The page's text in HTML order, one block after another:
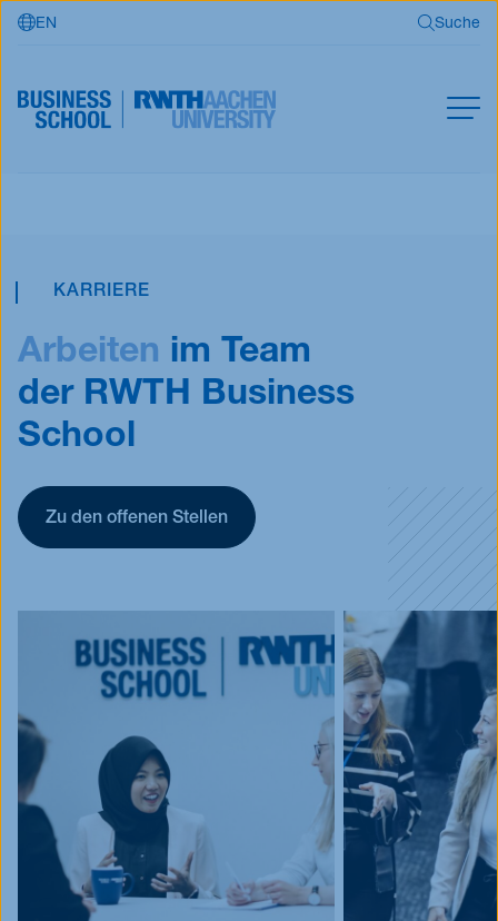
Zum Hauptinhalt springen
EN Suche
Offene Kurse
RWTH Business School
Blog
KARRIERE
Arbeiten im Team
der RWTH Business
School
Zu den offenen Stellen